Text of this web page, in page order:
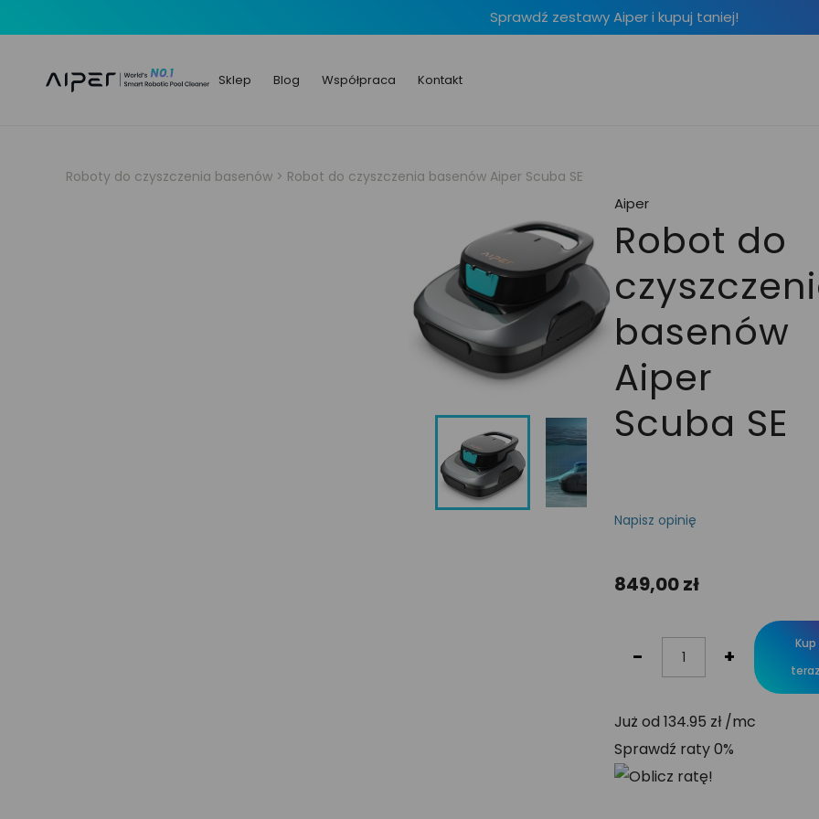
Sprawdź zestawy Aiper i kupuj taniej!
Sklep Blog Współpraca Kontakt
Roboty do czyszczenia basenów > Robot do czyszczenia basenów Aiper Scuba SE
Aiper
Robot do
basenów
Aiper
Scuba SE
Napisz opinię
849,00 zł
- +
Kup
Już od 134.95 zł /mc
Sprawdź raty 0%